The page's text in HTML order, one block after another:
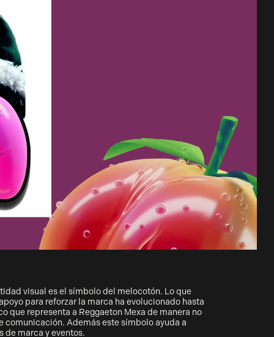
visual es el símbolo del melocotón. Lo que
para reforzar la marca ha evolucionado hasta
que representa a Reggaeton Mexa de manera no
comunicación. Además este símbolo ayuda a
de marca y eventos.